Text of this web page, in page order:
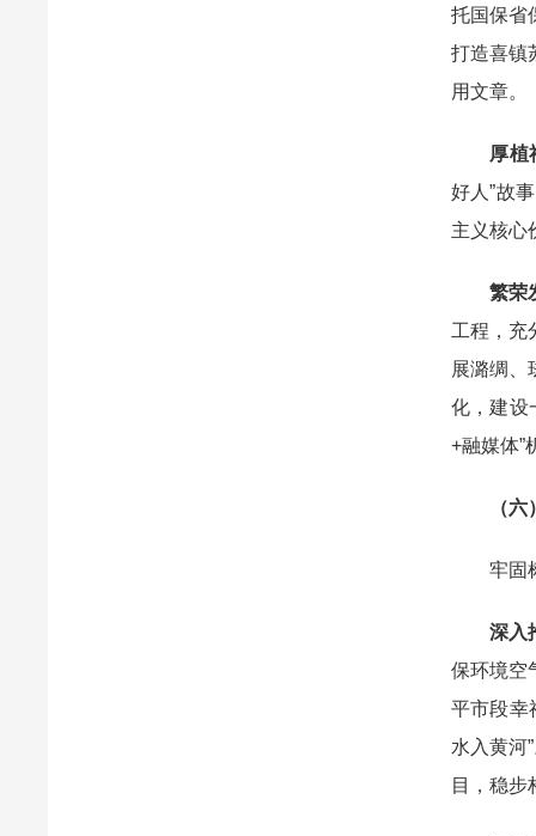
托国保省
打造喜镇
用文章。
厚植
好人”故
主义核心
繁荣
工程，充
展潞绸、
化，建设
+融媒体”
（
牢固树
深入
保环境空
平市段幸
水入黄河
目，稳步